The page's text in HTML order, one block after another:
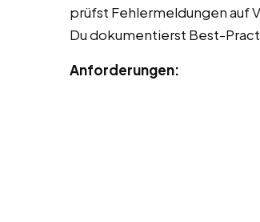
prüfst Fehlermeldungen auf
Du dokumentierst Best-
Anforderungen: